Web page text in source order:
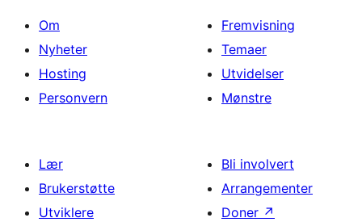
Om
Nyheter
Hosting
Personvern
Fremvisning
Temaer
Utvidelser
Mønstre
Lær
Brukerstøtte
Utviklere
Bli involvert
Arrangementer
Doner ↗